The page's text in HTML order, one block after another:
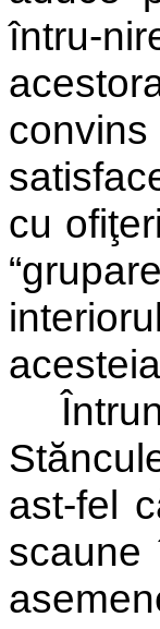
întru-
cu
ast-fel
scaune